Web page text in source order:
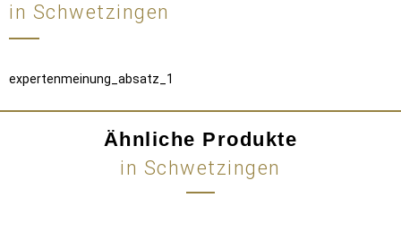
in Schwetzingen
expertenmeinung_absatz_1
Ähnliche Produkte
in Schwetzingen